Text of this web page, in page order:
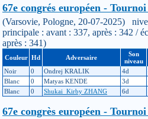
67e congrés européen -
(Varsovie, Pologne, 20-07-2025)
principale : avant : 337, après : 342 /
après : 341)
Couleur Hd Adversaire
Son
niveau
Noir
0 Ondrej KRALIK 4d
Blanc
0 Matyas KENDE 3d
Blanc
0 Shukai_Kirby ZHANG 6d
67e congrès européen -